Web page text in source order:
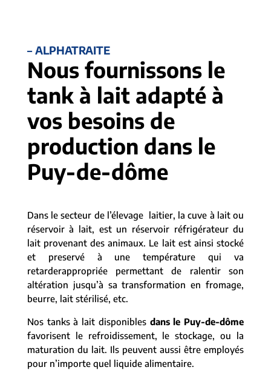
– ALPHATRAITE
Nous fournissons le
tank à lait adapté à
vos besoins de
production dans le
Puy-de-dôme
Dans le secteur de l’élevage laitier, la cuve à lait ou
réservoir à lait, est un réservoir réfrigérateur du
lait provenant des animaux. Le lait est ainsi stocké
et preservé à une température qui va
retarderappropriée permettant de ralentir son
altération jusqu’à sa transformation en fromage,
beurre, lait stérilisé, etc.
Nos tanks à lait disponibles dans le Puy-de-dôme
favorisent le refroidissement, le stockage, ou la
maturation du lait. Ils peuvent aussi être employés
pour n’importe quel liquide alimentaire.